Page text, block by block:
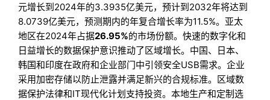
元增长到2024年的3.3935亿美元，预计到2032年将达到
8.0739亿美元，预测期内的年复合增长率为11.5%。亚太
地区在2024年占据26.95%的市场份额。快速的数字化和
日益增长的数据保护意识推动了区域增长。中国、日本、
韩国和印度在政府和企业部门中引领安全USB需求。企业
采用加密存储以防止泄露并满足新兴的合规标准。区域数
据保护法律和IT现代化计划支持投资。本地生产和定制选